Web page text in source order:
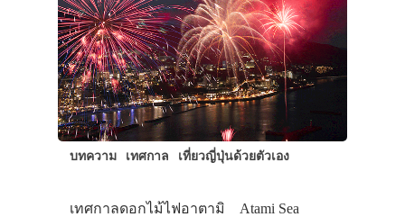
บทความ เทศกาล เที่ยวญี่ปุ่นด้วยตัวเอง
เทศกาลดอกไม้ไฟอาตามิ Atami Sea